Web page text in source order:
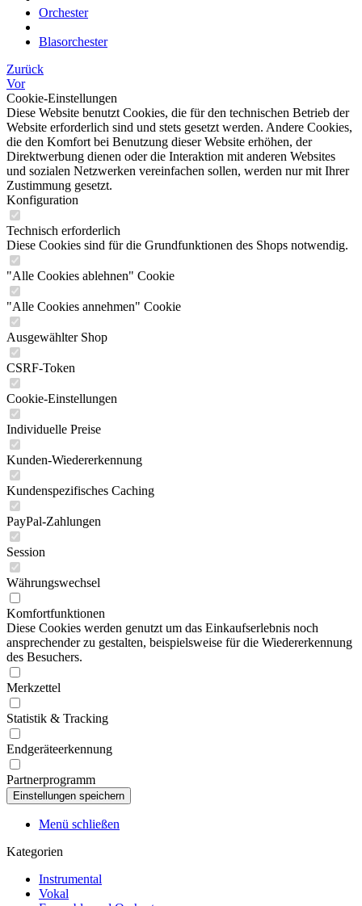
Orchester
Blasorchester
Zurück
Vor
Cookie-Einstellungen
Diese Website benutzt Cookies, die für den technischen Betrieb der
Website erforderlich sind und stets gesetzt werden. Andere Cookies,
die den Komfort bei Benutzung dieser Website erhöhen, der
Direktwerbung dienen oder die Interaktion mit anderen Websites
und sozialen Netzwerken vereinfachen sollen, werden nur mit Ihrer
Zustimmung gesetzt.
Konfiguration
Technisch erforderlich
Diese Cookies sind für die Grundfunktionen des Shops notwendig.
"Alle Cookies ablehnen" Cookie
"Alle Cookies annehmen" Cookie
Ausgewählter Shop
CSRF-Token
Cookie-Einstellungen
Individuelle Preise
Kunden-Wiedererkennung
Kundenspezifisches Caching
PayPal-Zahlungen
Session
Währungswechsel
Komfortfunktionen
Diese Cookies werden genutzt um das Einkaufserlebnis noch
ansprechender zu gestalten, beispielsweise für die Wiedererkennung
des Besuchers.
Merkzettel
Statistik & Tracking
Endgeräteerkennung
Partnerprogramm
Menü schließen
Kategorien
Instrumental
Vokal